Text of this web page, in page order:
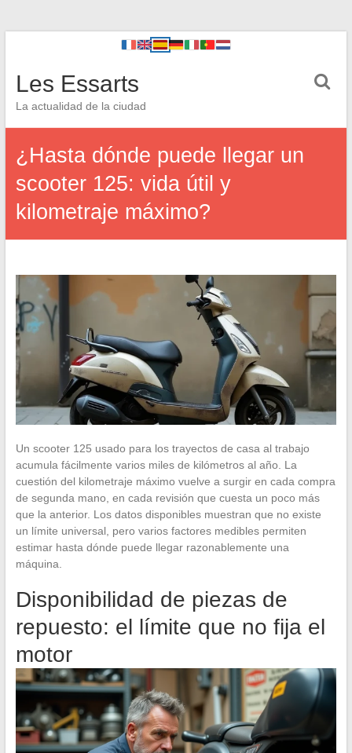
Les Essarts
La actualidad de la ciudad
¿Hasta dónde puede llegar un
scooter 125: vida útil y
kilometraje máximo?
Un scooter 125 usado para los trayectos de casa al trabajo
acumula fácilmente varios miles de kilómetros al año. La
cuestión del kilometraje máximo vuelve a surgir en cada compra
de segunda mano, en cada revisión que cuesta un poco más
que la anterior. Los datos disponibles muestran que no existe
un límite universal, pero varios factores medibles permiten
estimar hasta dónde puede llegar razonablemente una
máquina.
Disponibilidad de piezas de
repuesto: el límite que no fija el
motor